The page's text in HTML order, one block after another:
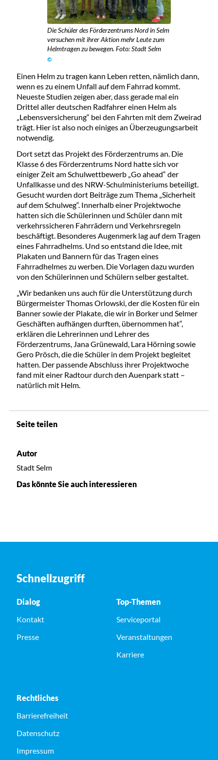
Die Schüler des Förderzentrums Nord in Selm
versuchen mit ihrer Aktion mehr Leute zum
Helmtragen zu bewegen. Foto: Stadt Selm
©
Einen Helm zu tragen kann Leben retten, nämlich dann,
wenn es zu einem Unfall auf dem Fahrrad kommt.
Neueste Studien zeigen aber, dass gerade mal ein
Drittel aller deutschen Radfahrer einen Helm als
„Lebensversicherung“ bei den Fahrten mit dem Zweirad
trägt. Hier ist also noch einiges an Überzeugungsarbeit
notwendig.
Dort setzt das Projekt des Förderzentrums an. Die
Klasse 6 des Förderzentrums Nord hatte sich vor
einiger Zeit am Schulwettbewerb „Go ahead“ der
Unfallkasse und des NRW-Schulministeriums beteiligt.
Gesucht wurden dort Beiträge zum Thema „Sicherheit
auf dem Schulweg“. Innerhalb einer Projektwoche
hatten sich die Schülerinnen und Schüler dann mit
verkehrssicheren Fahrrädern und Verkehrsregeln
beschäftigt. Besonderes Augenmerk lag auf dem Tragen
eines Fahrradhelms. Und so entstand die Idee, mit
Plakaten und Bannern für das Tragen eines
Fahrradhelmes zu werben. Die Vorlagen dazu wurden
von den Schülerinnen und Schülern selber gestaltet.
„Wir bedanken uns auch für die Unterstützung durch
Bürgermeister Thomas Orlowski, der die Kosten für ein
Banner sowie der Plakate, die wir in Borker und Selmer
Geschäften aufhängen durften, übernommen hat“,
erklären die Lehrerinnen und Lehrer des
Förderzentrums, Jana Grünewald, Lara Hörning sowie
Gero Prösch, die die Schüler in dem Projekt begleitet
hatten. Der passende Abschluss ihrer Projektwoche
fand mit einer Radtour durch den Auenpark statt –
natürlich mit Helm.
Seite teilen
Autor
Stadt Selm
Das könnte Sie auch interessieren
Schnellzugriff
Dialog
Kontakt
Presse
Top-Themen
Serviceportal
Veranstaltungen
Karriere
Rechtliches
Barrierefreiheit
Datenschutz
Impressum